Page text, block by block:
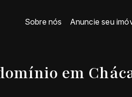
Anuncie seu
Sobre nós
em